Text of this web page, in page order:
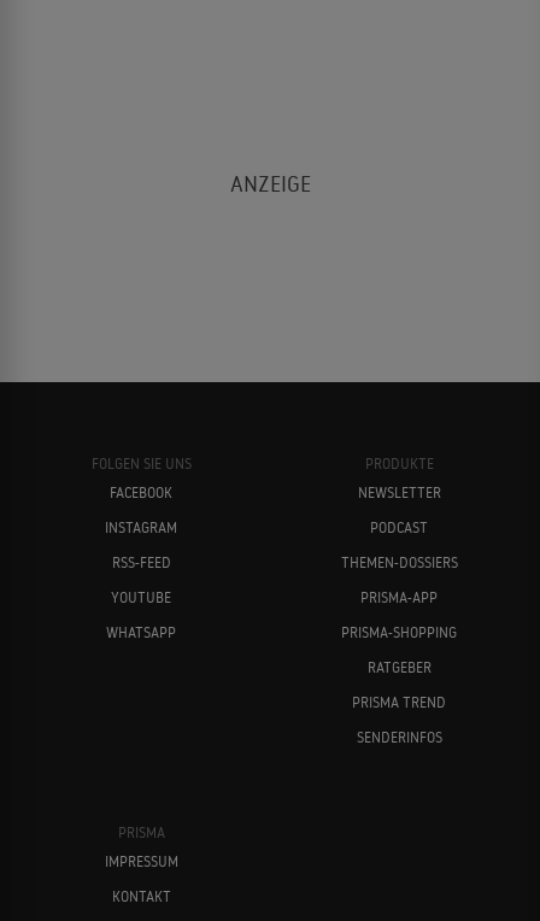
FOLGEN SIE UNS
FACEBOOK
INSTAGRAM
RSS-FEED
YOUTUBE
WHATSAPP
PRODUKTE
NEWSLETTER
PODCAST
THEMEN-DOSSIERS
PRISMA-APP
PRISMA-SHOPPING
RATGEBER
PRISMA TREND
SENDERINFOS
PRISMA
IMPRESSUM
KONTAKT